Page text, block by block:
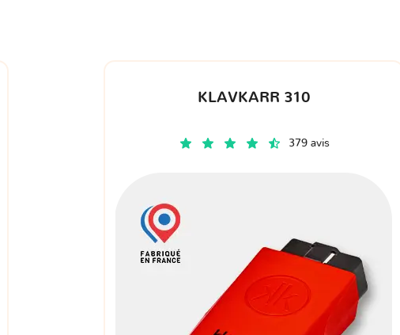
KLAVKARR 310
379 avis